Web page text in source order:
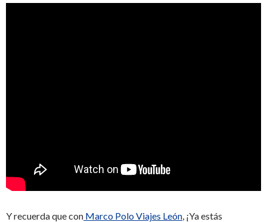
Y recuerda que con Marco Polo Viajes León , ¡Ya estás